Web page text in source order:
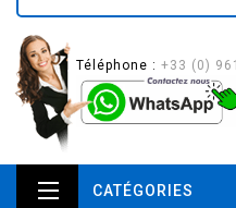
Téléphone : +33 (0)
CATÉGORIES